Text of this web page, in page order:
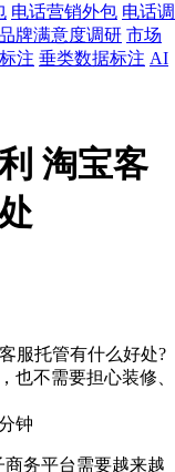
电话营销外包 电话调
牌满意度调研 市场
注 垂类数据标注 AI
淘宝客
服托管有什么好处?
也不需要担心装修、
钟
商务平台需要越来越